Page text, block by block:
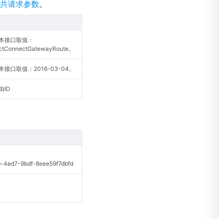
请求参数。
接口取值：
。
接口取值：2016-03-04。
ID
4ed7-9bdf-8eee59f7dbfd